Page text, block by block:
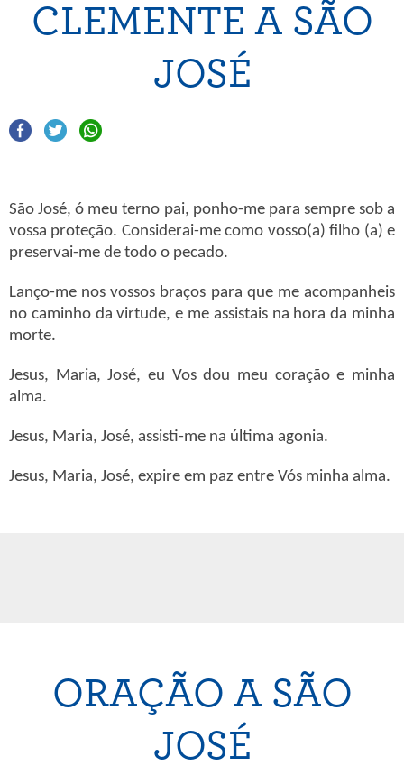
CLEMENTE A SÃO
JOSÉ
São José, ó meu terno pai, ponho-me para sempre sob a
vossa proteção. Considerai-me como vosso(a) filho (a) e
preservai-me de todo o pecado.
Lanço-me nos vossos braços para que me acompanheis
no caminho da virtude, e me assistais na hora da minha
morte.
Jesus, Maria, José, eu Vos dou meu coração e minha
alma.
Jesus, Maria, José, assisti-me na última agonia.
Jesus, Maria, José, expire em paz entre Vós minha alma.
ORAÇÃO A SÃO
JOSÉ